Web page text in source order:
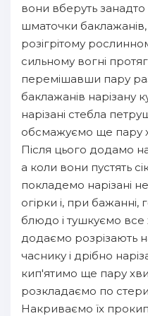
вони вберуть
шматочки
розігрітому
сильному вогні
перемішавши пару
баклажанів нарізану
нарізані стебла
обсмажуємо ще пару
Після цього додамо
а коли вони пустять
покладемо нарізані
огірки і, при
блюдо і тушкуємо
додаємо розрізають
часнику і дрібно
кип'ятимо ще пару
розкладаємо по
Накриваємо їх